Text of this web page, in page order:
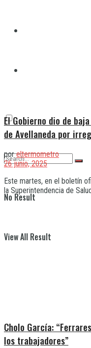
No Result
View All Result
El Gobierno dio de
de Avellaneda por
poreltermometro
26 junio, 2025
Este martes, en el boletín
la Superintendencia de
Cholo García:
los trabajadores”